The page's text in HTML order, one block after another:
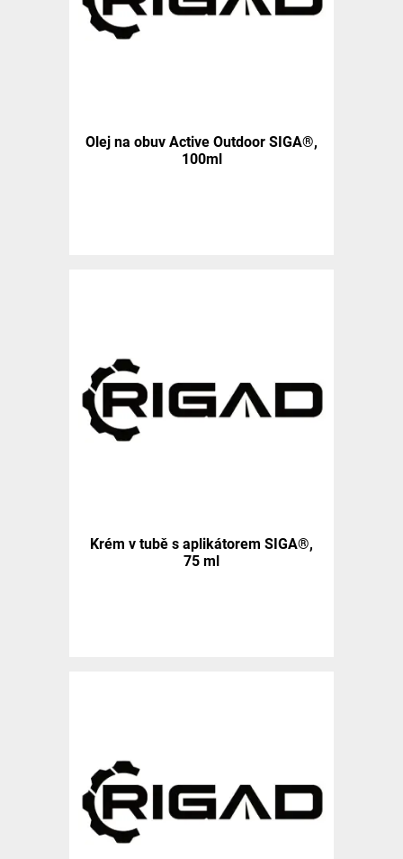
Olej na obuv Active Outdoor SIGA®,
100ml
Krém v tubě s aplikátorem SIGA®,
75 ml